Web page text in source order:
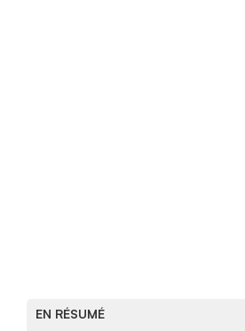
EN RÉSUMÉ